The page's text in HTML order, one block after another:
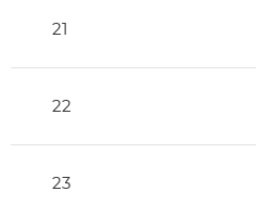
21
22
23